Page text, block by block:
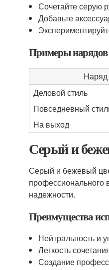
Сочетайте серую
Добавьте
Примеры нарядов
Наряд
Деловой стиль
Повседневный
На выход
Серый и
Серый и бежевый
профессионального
надежности.
Преимущества
Нейтральность и
Легкость
Создание